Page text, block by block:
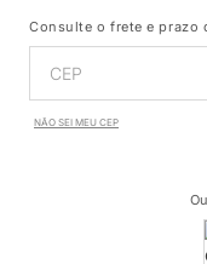
Consulte o frete e prazo
NÃO SEI MEU CEP